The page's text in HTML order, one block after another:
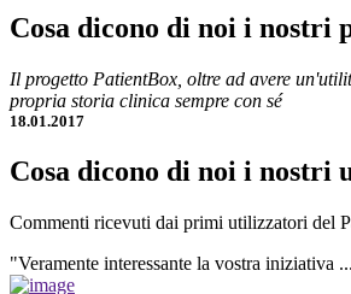
Cosa dicono di noi i nostri
Il progetto PatientBox, oltre ad avere
propria storia clinica sempre con sé
18.01.2017
Cosa dicono di noi i nostri
Commenti ricevuti dai primi utilizzatori del
"Veramente interessante la vostra iniziativa